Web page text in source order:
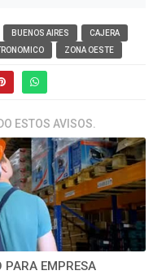
BUENOS AIRES
CAJERA
ZONA OESTE
ESTOS AVISOS.
PARA EMPRESA